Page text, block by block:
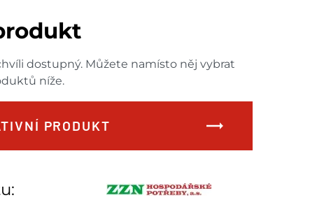
dostupný. Můžete namísto něj vybrat
níže.
PRODUKT